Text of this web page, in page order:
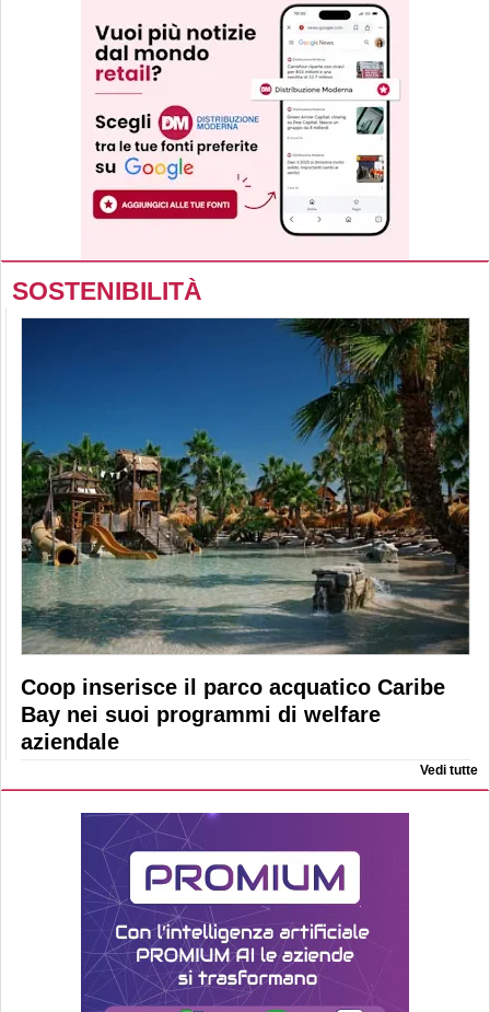
SOSTENIBILITÀ
Coop inserisce il parco acquatico Caribe
Bay nei suoi programmi di welfare
aziendale
Vedi tutte